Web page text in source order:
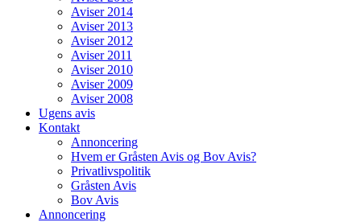
Aviser 2014
Aviser 2013
Aviser 2012
Aviser 2011
Aviser 2010
Aviser 2009
Aviser 2008
Ugens avis
Kontakt
Annoncering
Hvem er Gråsten Avis og Bov Avis?
Privatlivspolitik
Gråsten Avis
Bov Avis
Annoncering